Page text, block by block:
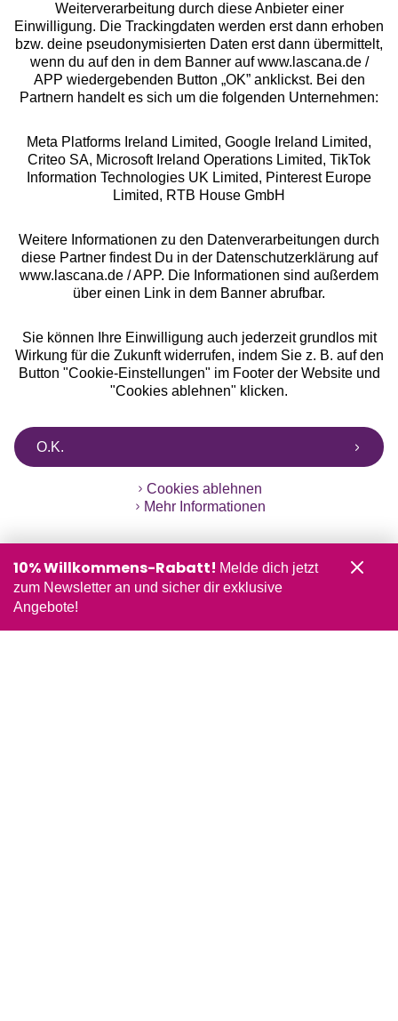
Über uns
Rechtliches
Alle Preise inkl. MwSt., zzgl.
Versandkosten
** Bonität vorausgesetzt, berechtigt zur Bonitätsprüfung
Weiterverarbeitung durch diese Anbieter einer
Einwilligung. Die Trackingdaten werden erst dann erhoben
bzw. deine pseudonymisierten Daten erst dann übermittelt,
wenn du auf den in dem Banner auf www.lascana.de /
APP wiedergebenden Button „OK” anklickst. Bei den
Partnern handelt es sich um die folgenden Unternehmen:
Meta Platforms Ireland Limited, Google Ireland Limited,
Criteo SA, Microsoft Ireland Operations Limited, TikTok
Information Technologies UK Limited, Pinterest Europe
Limited, RTB House GmbH
Weitere Informationen zu den Datenverarbeitungen durch
diese Partner findest Du in der Datenschutzerklärung auf
www.lascana.de / APP. Die Informationen sind außerdem
über einen Link in dem Banner abrufbar.
Sie können Ihre Einwilligung auch jederzeit grundlos mit
Wirkung für die Zukunft widerrufen, indem Sie z. B. auf den
Button "Cookie-Einstellungen" im Footer der Website und
"Cookies ablehnen" klicken.
O.K.
Cookies ablehnen
Mehr Informationen
10% Willkommens-Rabatt! Melde dich jetzt
zum Newsletter an und sicher dir exklusive
Angebote!